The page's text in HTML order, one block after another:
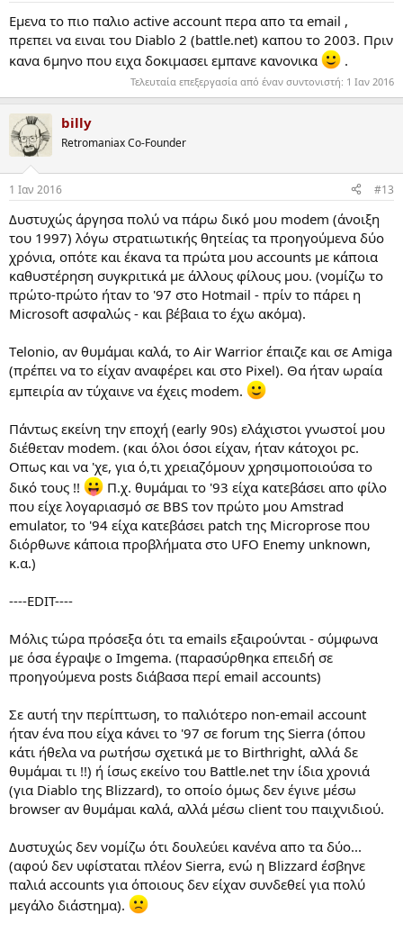
Εμενα το πιο παλιο active account περα απο τα email ,
πρεπει να ειναι του Diablo 2 (battle.net) καπου το 2003. Πριν
κανα 6μηνο που ειχα δοκιμασει εμπανε κανονικα
.
Τελευταία επεξεργασία από έναν συντονιστή: 1 Ιαν 2016
billy
Retromaniax Co-Founder
1 Ιαν 2016 #13
Δυστυχώς άργησα πολύ να πάρω δικό μου modem (άνοιξη
του 1997) λόγω στρατιωτικής θητείας τα προηγούμενα δύο
χρόνια, οπότε και έκανα τα πρώτα μου accounts με κάποια
καθυστέρηση συγκριτικά με άλλους φίλους μου. (νομίζω το
πρώτο-πρώτο ήταν το '97 στο Hotmail - πρίν το πάρει η
Microsoft ασφαλώς - και βέβαια το έχω ακόμα).
Τelonio, αν θυμάμαι καλά, το Air Warrior έπαιζε και σε Amiga
(πρέπει να το είχαν αναφέρει και στο Pixel). Θα ήταν ωραία
εμπειρία αν τύχαινε να έχεις modem.
Πάντως εκείνη την εποχή (early 90s) ελάχιστοι γνωστοί μου
διέθεταν modem. (και όλοι όσοι είχαν, ήταν κάτοχοι pc.
Οπως και να 'χε, για ό,τι χρειαζόμουν χρησιμοποιούσα το
δικό τους !!
Π.χ. θυμάμαι το '93 είχα κατεβάσει απο φίλο
που είχε λογαριασμό σε BBS τον πρώτο μου Amstrad
emulator, το '94 είχα κατεβάσει patch της Microprose που
διόρθωνε κάποια προβλήματα στο UFO Enemy unknown,
κ.α.)
----ΕDIT----
Μόλις τώρα πρόσεξα ότι τα emails εξαιρούνται - σύμφωνα
με όσα έγραψε ο Imgema. (παρασύρθηκα επειδή σε
προηγούμενα posts διάβασα περί email accounts)
Σε αυτή την περίπτωση, το παλιότερο non-email account
ήταν ένα που είχα κάνει το '97 σε forum της Sierra (όπου
κάτι ήθελα να ρωτήσω σχετικά με το Birthright, αλλά δε
θυμάμαι τι !!) ή ίσως εκείνο του Battle.net την ίδια χρονιά
(για Diablo της Blizzard), το oποίο όμως δεν έγινε μέσω
browser αν θυμάμαι καλά, αλλά μέσω client του παιχνιδιού.
Δυστυχώς δεν νομίζω ότι δουλεύει κανένα απο τα δύο...
(αφού δεν υφίσταται πλέον Sierra, ενώ η Blizzard έσβηνε
παλιά accounts για όποιους δεν είχαν συνδεθεί για πολύ
μεγάλο διάστημα).